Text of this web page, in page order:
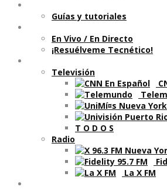
Guí­as y tutoriales
En Vivo / En Directo
¡Resuélveme Tecnético!
Televisión
T O D O S
Radio
La X FM